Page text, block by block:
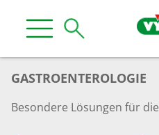
GASTROENTEROLOGIE
Besondere Lösungen für